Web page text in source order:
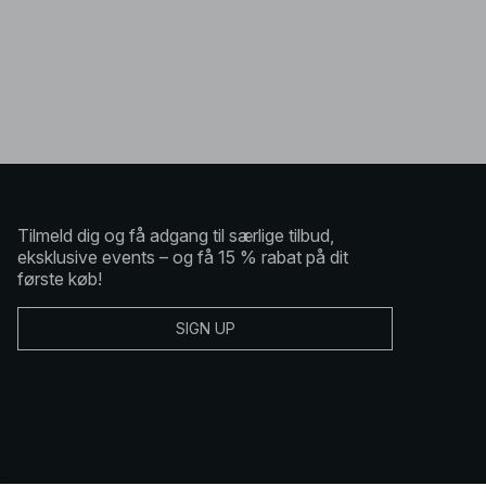
Tilmeld dig og få adgang til særlige tilbud,
eksklusive events – og få 15 % rabat på dit
første køb!
SIGN UP